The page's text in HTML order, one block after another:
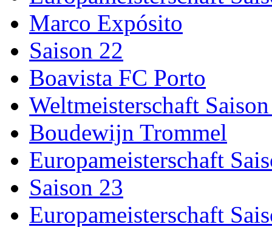
Marco Expósito
Saison 22
Boavista FC Porto
Weltmeisterschaft
Boudewijn Trommel
Europameisterschaft
Saison 23
Europameisterschaft